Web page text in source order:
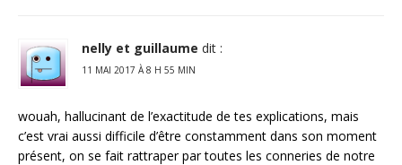
nelly et guillaume dit :
11 MAI 2017 À 8 H 55 MIN
wouah, hallucinant de l’exactitude de tes explications, mais
c’est vrai aussi difficile d’être constamment dans son moment
présent, on se fait rattraper par toutes les conneries de notre